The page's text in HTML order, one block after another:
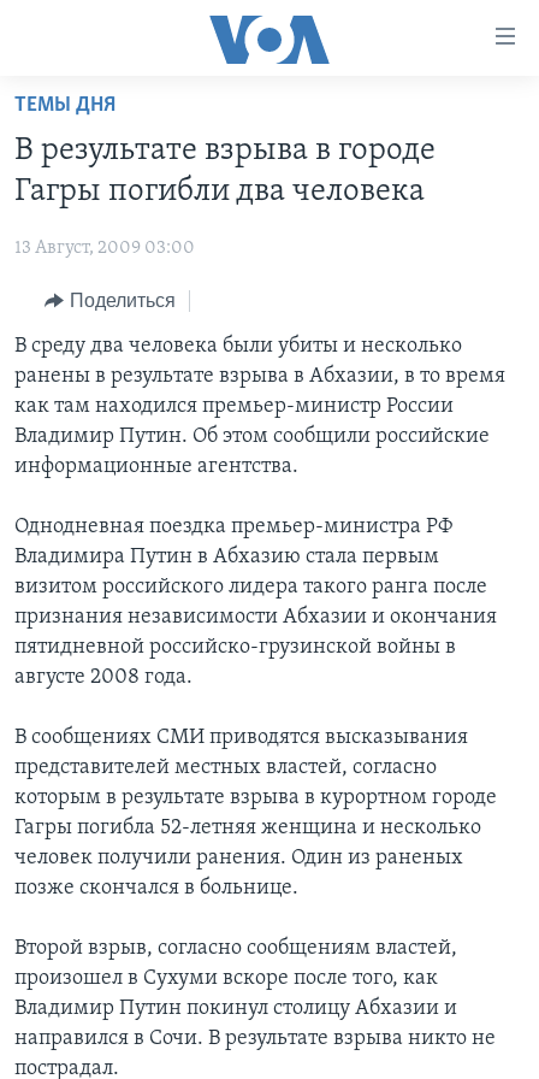
Перейти
основной
контент
Перейти
навигации
Перейти
поиск
ПРОГРАММЫ
НОВОСТИ ЗА МИНУТУ
ИТОГИ
ПОЧЕМУ ЭТО ВАЖНО?
ДИСКУССИЯ VOA
ДЕТАЛИ
НЬЮ-ЙОРК NEW YORK
АМЕРИКА. БОЛЬШОЕ ПУТЕШЕСТВИЕ
ПРОЕКТЫ
УЧИМ АНГЛИЙСКИЙ
НАША АМЕРИКАНСКАЯ ИСТОРИЯ
А КАК В АМЕРИКЕ?
АРТЕФАКТЫ
АМЕРИКАНСКИЕ ГОРОДКИ
ТЕСТЫ
ЭКСПЕРТИЗА
ИНТЕРВЬЮ
ФАКТЫ ПРОТИВ ФЕЙКОВ
ЗА СВОБОДУ ПРЕССЫ
УЧИМ АНГЛИЙСКИЙ
ВИДЕО
ПОДПИСКА НА НОВОСТИ
Learning English
СОЦИАЛЬНЫЕ СЕТИ
Языки
ТЕМЫ ДНЯ
В результате взрыва в городе
Гагры погибли два человека
13 Август, 2009 03:00
Поделиться
В среду два человека были убиты и несколько
ранены в результате взрыва в Абхазии, в то время
как там находился премьер-министр России
Владимир Путин. Об этом сообщили российские
информационные агентства.
Однодневная поездка премьер-министра РФ
Владимира Путин в Абхазию стала первым
визитом российского лидера такого ранга после
признания независимости Абхазии и окончания
пятидневной российско-грузинской войны в
августе 2008 года.
В сообщениях СМИ приводятся высказывания
представителей местных властей, согласно
которым в результате взрыва в курортном городе
Гагры погибла 52-летняя женщина и несколько
человек получили ранения. Один из раненых
позже скончался в больнице.
Второй взрыв, согласно сообщениям властей,
произошел в Сухуми вскоре после того, как
Владимир Путин покинул столицу Абхазии и
направился в Сочи. В результате взрыва никто не
пострадал.